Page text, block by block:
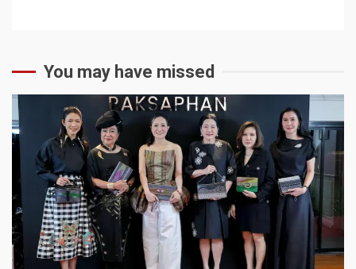
You may have missed
1 min read